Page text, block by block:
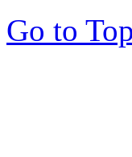
Go to Top